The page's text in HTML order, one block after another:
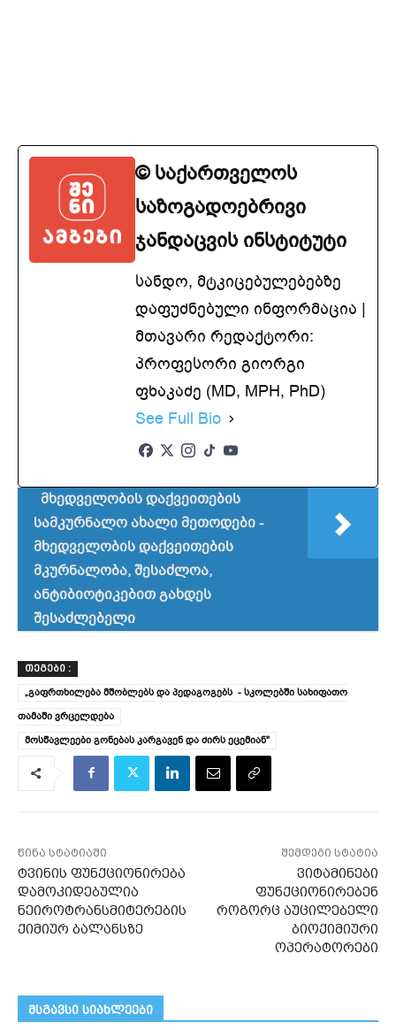
© საქართველოს
საზოგადოებრივი
ჯანდაცვის ინსტიტუტი
სანდო, მტკიცებულებებზე
დაფუძნებული ინფორმაცია |
მთავარი რედაქტორი:
პროფესორი გიორგი
ფხაკაძე (MD, MPH, PhD)
See Full Bio
მხედველობის დაქვეითების
სამკურნალო ახალი მეთოდები -
მხედველობის დაქვეითების
მკურნალობა, შესაძლოა,
ანტიბიოტიკებით გახდეს
შესაძლებელი
ᲗᲔᲒᲔᲑᲘ :
„გაფრთხილება მშობლებს და პედაგოგებს - სკოლებში სახიფათო
თამაში ვრცელდება
მოსწავლეები გონებას კარგავენ და ძირს ეცემიან"
წინა სტატიაში
ტვინის ფუნქციონირება
დამოკიდებულია
ნეიროტრანსმიტერების
ქიმიურ ბალანსზე
შემდეგი სტატია
ვიტამინები
ფუნქციონირებენ
როგორც აუცილებელი
ბიოქიმიური
ოპერატორები
მსგავსი სიახლეები